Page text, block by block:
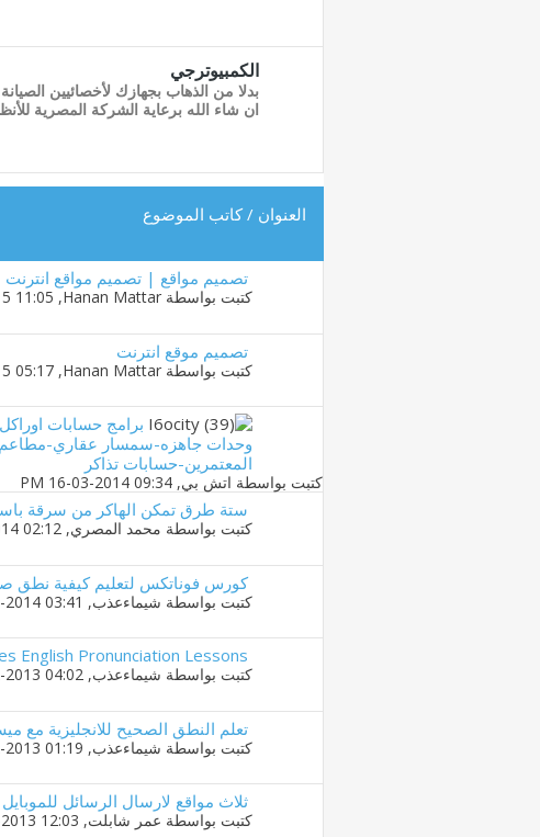
الكمبيوترجي
بدلا من الذهاب بجهازك لأخصائيين
ان شاء الله برعاية الشركة المصرية
العنوان /كاتب الموضوع
تصميم مواقع | تصميم مواقع انترنت
كتبت بواسطة Hanan Mattar
‏, 05-09-2015 11:05 PM
تصميم موقع انترنت
كتبت بواسطة Hanan Mattar
‏, 23-08-2015 05:17 AM
برامج حسابات
وحدات جاهزه-سمسار عقاري-
المعتمرين-حسابات تذاكر
كتبت بواسطة اتش بي‏, 16-03-2014 09:34 PM
ستة طرق تمكن الهاكر من سرقة
كتبت بواسطة محمد المصري‏, 20-02-2014 02:12 PM
كورس فوناتكس لتعليم كيفية نطق
كتبت بواسطة شيماءعذب‏, 22-01-2014 03:41 AM
English Pronunciation Lessons
كتبت بواسطة شيماءعذب‏, 29-12-2013 04:02 AM
تعلم النطق الصحيح للانجليزية مع
كتبت بواسطة شيماءعذب‏, 07-12-2013 01:19 AM
ثلاث مواقع لارسال الرسائل للموبايل
كتبت بواسطة عمر شابلت‏, 27-11-2013 12:03 PM